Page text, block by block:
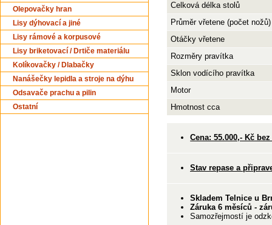
Olepovačky hran
Lisy dýhovací a jiné
Lisy rámové a korpusové
Lisy briketovací / Drtiče materiálu
Kolíkovačky / Dlabačky
Nanášečky lepidla a stroje na dýhu
Odsavače prachu a pilin
Ostatní
Celková délka stolů
Průměr vřetene (počet nožů)
Otáčky vřetene
Rozměry pravítka
Sklon vodícího pravítka
Motor
Hmotnost cca
Cena: 55.000,- Kč bez
Stav repase a
Skladem Telnice u
Záruka 6 měsíců -
Samozřejmostí je